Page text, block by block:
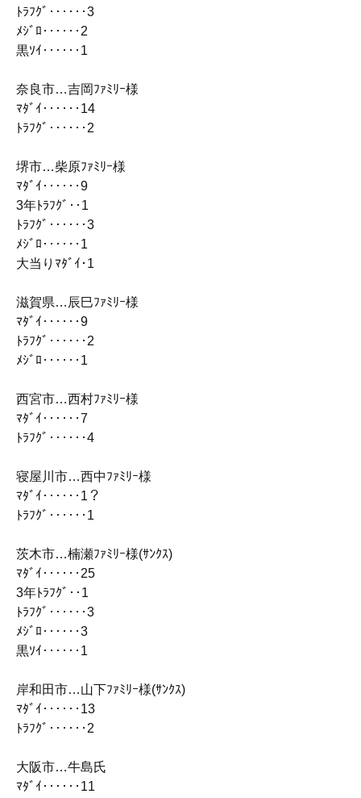
ﾄﾗﾌｸﾞ‥‥‥3
ﾒｼﾞﾛ‥‥‥2
黒ｿｲ‥‥‥1
奈良市…吉岡ﾌｧﾐﾘｰ様
ﾏﾀﾞｲ‥‥‥14
ﾄﾗﾌｸﾞ‥‥‥2
堺市…柴原ﾌｧﾐﾘｰ様
ﾏﾀﾞｲ‥‥‥9
3年ﾄﾗﾌｸﾞ‥1
ﾄﾗﾌｸﾞ‥‥‥3
ﾒｼﾞﾛ‥‥‥1
大当りﾏﾀﾞｲ･1
滋賀県…辰巳ﾌｧﾐﾘｰ様
ﾏﾀﾞｲ‥‥‥9
ﾄﾗﾌｸﾞ‥‥‥2
ﾒｼﾞﾛ‥‥‥1
西宮市…西村ﾌｧﾐﾘｰ様
ﾏﾀﾞｲ‥‥‥7
ﾄﾗﾌｸﾞ‥‥‥4
寝屋川市…西中ﾌｧﾐﾘｰ様
ﾏﾀﾞｲ‥‥‥1？
ﾄﾗﾌｸﾞ‥‥‥1
茨木市…楠瀬ﾌｧﾐﾘｰ様(ｻﾝｸｽ)
ﾏﾀﾞｲ‥‥‥25
3年ﾄﾗﾌｸﾞ‥1
ﾄﾗﾌｸﾞ‥‥‥3
ﾒｼﾞﾛ‥‥‥3
黒ｿｲ‥‥‥1
岸和田市…山下ﾌｧﾐﾘｰ様(ｻﾝｸｽ)
ﾏﾀﾞｲ‥‥‥13
ﾄﾗﾌｸﾞ‥‥‥2
大阪市…牛島氏
ﾏﾀﾞｲ‥‥‥11